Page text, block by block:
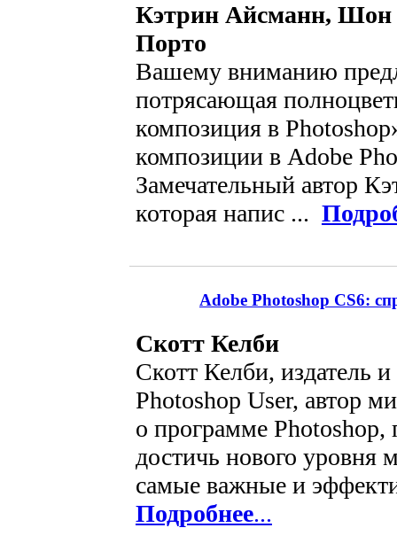
Кэтрин Айсманн, Шон
Порто
Вашему вниманию
потрясающая
композиция в
композиции в Adobe
Замечательный автор
которая напис ...
Adobe Photoshop CS6:
Скотт Келби
Скотт Келби, издатель
Photoshop User, автор
о программе Photoshop,
достичь нового уровня
самые важные и
Подробнее...